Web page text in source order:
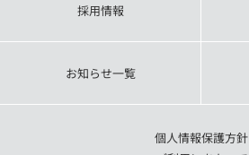
採用情報
お知らせ一覧
個人情報保護方針